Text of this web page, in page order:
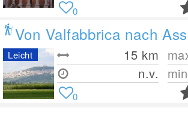
0
Von Valfabbrica nach
15 km
n.v.
Leicht
0